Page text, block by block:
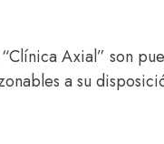
Axial” son
a su